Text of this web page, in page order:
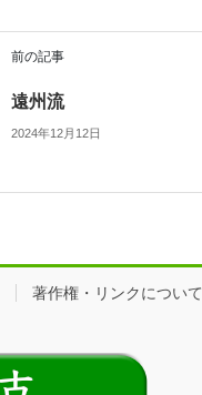
前の記事
遠州流
2024年12月12日
著作権・リンクについて